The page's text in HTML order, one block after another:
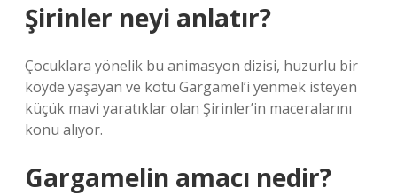
Şirinler neyi anlatır?
Çocuklara yönelik bu animasyon dizisi, huzurlu bir
köyde yaşayan ve kötü Gargamel’i yenmek isteyen
küçük mavi yaratıklar olan Şirinler’in maceralarını
konu alıyor.
Gargamelin amacı nedir?